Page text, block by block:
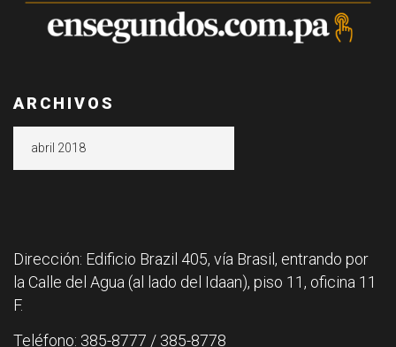
ARCHIVOS
Dirección: Edificio Brazil 405, vía Brasil, entrando por
la Calle del Agua (al lado del Idaan), piso 11, oficina 11
F.
Teléfono: 385-8777 / 385-8778